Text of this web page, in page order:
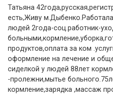
Татьяна
есть,Живу
людей 2года-соц.работник-
продуктов,оплата за ком
оформление на лечение и
сиделкой у людей 88лет
-пролежни,мытье
кормление,зарядка ,массаж